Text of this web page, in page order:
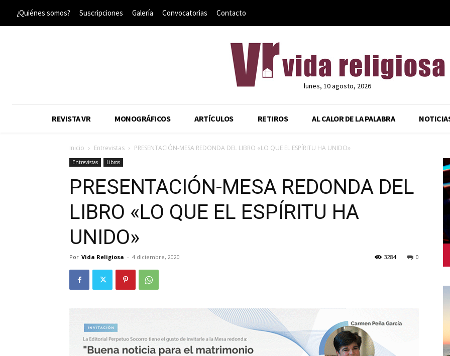
¿Quiénes somos? Suscripciones Galería Convocatorias Contacto
lunes, 10 agosto, 2026
REVISTA VR MONOGRÁFICOS ARTÍCULOS RETIROS AL CALOR DE LA PALABRA
Inicio Entrevistas PRESENTACIÓN-MESA REDONDA DEL LIBRO «LO QUE EL ESPÍRITU HA UNIDO»
Entrevistas Libros
PRESENTACIÓN-MESA REDONDA DEL
LIBRO «LO QUE EL ESPÍRITU HA
UNIDO»
Por Vida Religiosa - 4 diciembre, 2020 0
3284